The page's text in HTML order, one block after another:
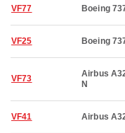
VF77 Boeing
VF25 Boeing
VF73
Airbus
N
VF41 Airbus